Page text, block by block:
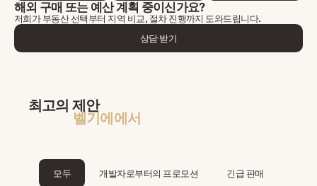
해외 구매 또는 예산 계획 중이신가요?
저희가 부동산 선택부터 지역 비교, 절차 진행까지 도와드립니다.
상담 받기
최고의 제안
벨기에에서
모두 개발자로부터의 프로모션 긴급 판매